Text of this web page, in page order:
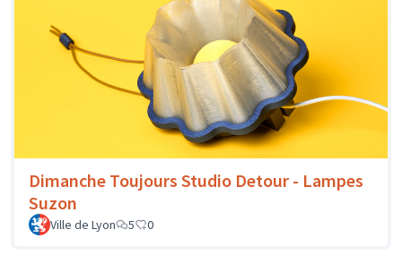
Dimanche Toujours Studio Detour - Lampes
Suzon
Ville de Lyon 5 0